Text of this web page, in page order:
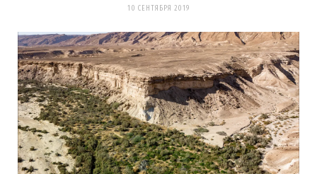
10 СЕНТЯБРЯ 2019